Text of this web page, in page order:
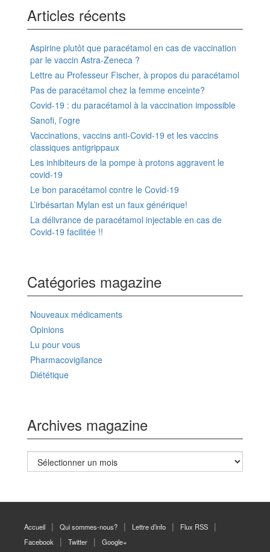
Articles récents
Aspirine plutôt que paracétamol en cas de vaccination
par le vaccin Astra-Zeneca ?
Lettre au Professeur Fischer, à propos du paracétamol
Pas de paracétamol chez la femme enceinte?
Covid-19 : du paracétamol à la vaccination impossible
Sanofi, l’ogre
Vaccinations, vaccins anti-Covid-19 et les vaccins
classiques antigrippaux
Les inhibiteurs de la pompe à protons aggravent le
covid-19
Le bon paracétamol contre le Covid-19
L’irbésartan Mylan est un faux générique!
La délivrance de paracétamol injectable en cas de
Covid-19 facilitée !!
Catégories magazine
Nouveaux médicaments
Opinions
Lu pour vous
Pharmacovigilance
Diététique
Archives magazine
Archives
magazine
Accueil Qui sommes-nous? Lettre d’info
Flux RSS
Facebook
Twitter Google+